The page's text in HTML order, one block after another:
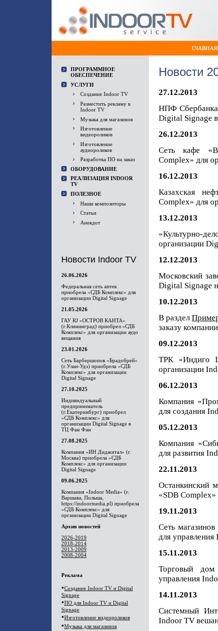
ГЛАВНАЯ
ПРОГРАММНОЕ
ОБЕСПЕЧЕНИЕ
УСЛУГИ
Создание Indoor TV
Разместить рекламу в
Indoor TV
Музыка для магазинов
Изготовление
видеороликов
Изготовление
аудиороликов
Разработка ПО на заказ
ОБОРУДОВАНИЕ
РЕАЛИЗАЦИЯ INDOOR
TV
ПОЛЕЗНОЕ
Наши композиторы
Статьи
Анекдот
Новости Indoor TV
26.06.2026
Федеральная сеть аптек
приобрела «СДБ Комплекс» для
организации Digital Signage
21.05.2026
ГАУ RJ «ОСТРОВ КАНТА»
(г.Клининград) приобрел «СДБ
Комплекс» для организации аудо
вещания
23.01.2026
Сеть Барбершопов «Брадобрей»
(г.Улан-Удэ) приобрела «СДБ
Комплекс» для организации
Digital Signage
27.10.2025
Индивидуальный
предприниматель
(г.Екатеринбург) приобрел
«СДБ Комплекс» для
организации Digital Signage в
ТЦ Фан Фан
27.08.2025
Компания «ИН Диджитал» (г.
Москва) приобрела «СДБ
Комплекс» для организации
Digital Signage
09.06.2025
Компания «Indoor Media» (г.
Варшава, Польша,
https://indoormedia.pl) приобрела
«СДБ Комплекс» для
организации Digital Signage
Архив новостей
2026-2019
2018-2014
2013-2009
2008-2004
Реклама
•Создание Indoor TV и Digital
Signage
•ПО для Indoor TV и Digital
Signage
•Изготовление видеороликов
•Музыка для магазинов
Новости
27.12.2013
НПФ
Digital Signage
26.12.2013
Сеть кафе
Complex» для
16.12.2013
Казахская
Complex» для
13.12.2013
«Культурно-
организации
12.12.2013
Московский
Digital Signage
10.12.2013
В раздел
заказу
09.12.2013
ТРК «Индиго
организации
06.12.2013
Компания
для создания
05.12.2013
Компания
для развития
22.11.2013
Останкинский
«SDB Complex»
19.11.2013
Сеть
для
15.11.2013
Торговый дом
управления
14.11.2013
Системный
Indoor TV